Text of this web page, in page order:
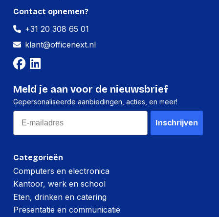
Categorieën
Computers en electronica
Kantoor, werk en school
Eten, drinken en catering
Presentatie en communicatie
Contact opnemen?
+31 20 308 65 01
klant@officenext.nl
Meld je aan voor de nieuwsbrief
Gepersonaliseerde aanbiedingen, acties, en meer!
Email
Inschrijven